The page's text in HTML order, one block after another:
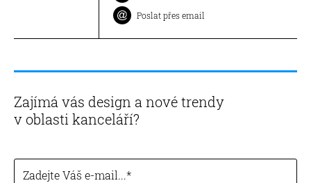
Poslat přes email
Zajímá vás design a nové trendy
v oblasti kanceláří?
Zadejte Váš e-mail...